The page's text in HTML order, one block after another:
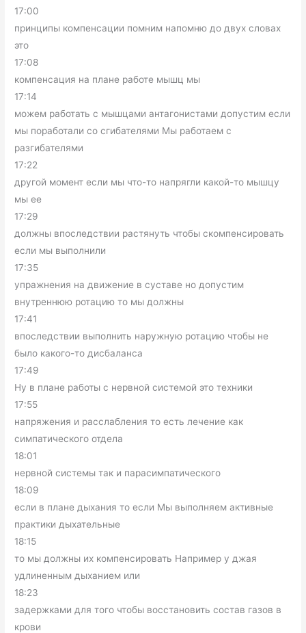
17:00
принципы компенсации помним напомню до двух словах
это
17:08
компенсация на плане работе мышц мы
17:14
можем работать с мышцами антагонистами допустим если
мы поработали со сгибателями Мы работаем с
разгибателями
17:22
другой момент если мы что-то напрягли какой-то мышцу
мы ее
17:29
должны впоследствии растянуть чтобы скомпенсировать
если мы выполнили
17:35
упражнения на движение в суставе но допустим
внутреннюю ротацию то мы должны
17:41
впоследствии выполнить наружную ротацию чтобы не
было какого-то дисбаланса
17:49
Ну в плане работы с нервной системой это техники
17:55
напряжения и расслабления то есть лечение как
симпатического отдела
18:01
нервной системы так и парасимпатического
18:09
если в плане дыхания то если Мы выполняем активные
практики дыхательные
18:15
то мы должны их компенсировать Например у джая
удлиненным дыханием или
18:23
задержками для того чтобы восстановить состав газов в
крови